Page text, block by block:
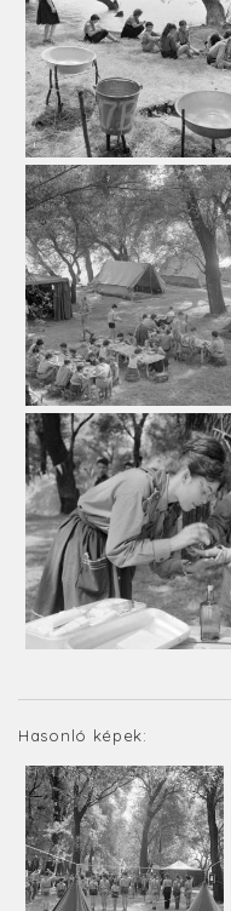
Hasonló képek: